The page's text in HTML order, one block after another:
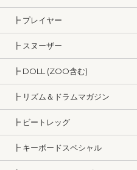
┣ プレイヤー
┣ スヌーザー
┣ DOLL (ZOO含む)
┣ リズム＆ドラムマガジン
┣ ビートレッグ
┣ キーボードスペシャル